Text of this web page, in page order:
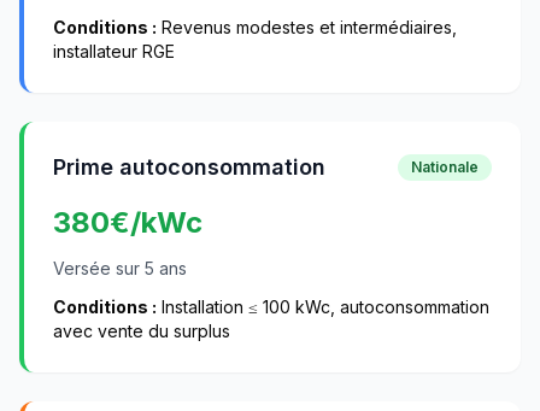
Conditions : Revenus modestes et intermédiaires,
installateur RGE
Prime autoconsommation Nationale
380€/kWc
Versée sur 5 ans
Conditions : Installation ≤ 100 kWc, autoconsommation
avec vente du surplus